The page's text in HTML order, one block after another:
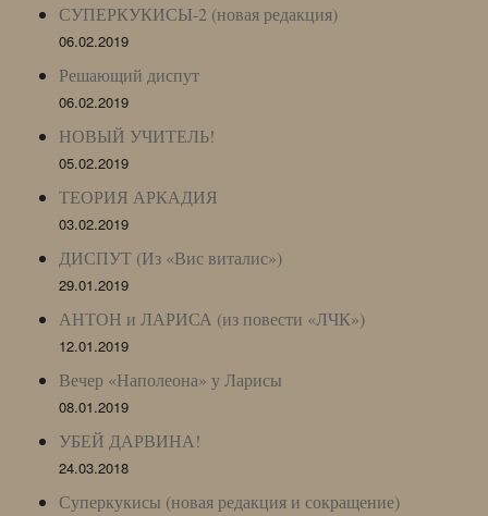
СУПЕРКУКИСЫ-2 (новая редакция)
06.02.2019
Решающий диспут
06.02.2019
НОВЫЙ УЧИТЕЛЬ!
05.02.2019
ТЕОРИЯ АРКАДИЯ
03.02.2019
ДИСПУТ (Из «Вис виталис»)
29.01.2019
АНТОН и ЛАРИСА (из повести «ЛЧК»)
12.01.2019
Вечер «Наполеона» у Ларисы
08.01.2019
УБЕЙ ДАРВИНА!
24.03.2018
Суперкукисы (новая редакция и сокращение)